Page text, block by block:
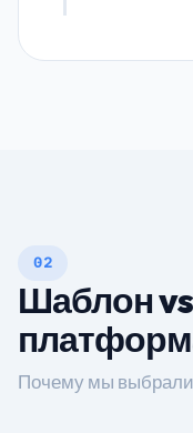
02
Шаблон
Почему мы выбрали